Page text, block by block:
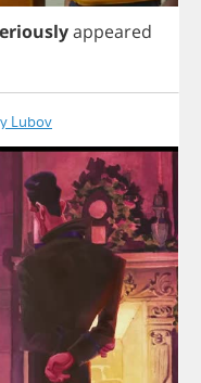
appeared
Lubov